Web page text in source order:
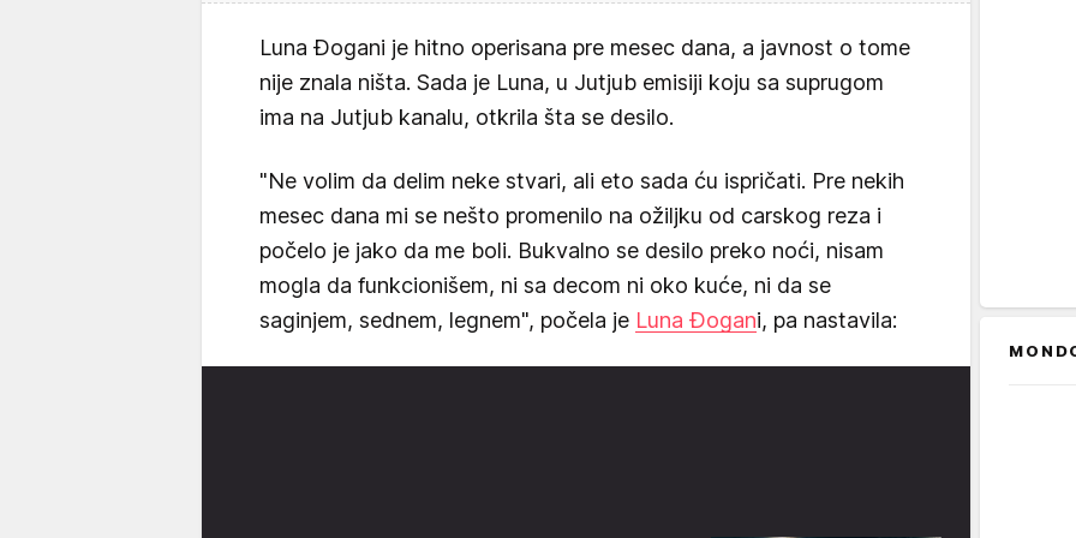
Luna Đogani je hitno operisana pre mesec dana, a javnost o tome
nije znala ništa. Sada je Luna, u Jutjub emisiji koju sa suprugom
ima na Jutjub kanalu, otkrila šta se desilo.
"Ne volim da delim neke stvari, ali eto sada ću ispričati. Pre nekih
mesec dana mi se nešto promenilo na ožiljku od carskog reza i
počelo je jako da me boli. Bukvalno se desilo preko noći, nisam
mogla da funkcionišem, ni sa decom ni oko kuće, ni da se
saginjem, sednem, legnem", počela je Luna Đogani, pa nastavila: